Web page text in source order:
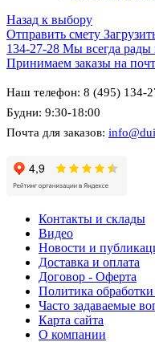
Назад к выбору
Отправить смету
134-27-28 Мы всегда рады
Принимаем заказы на
Наш телефон: 8 (495) 134-
Будни: 9:30-18:00
Почта для заказов:
Контакты и склады
Видео
Новости и
Доставка и оплата
Договор - Оферта
Политика
Часто задаваемые
Карта сайта
О компании